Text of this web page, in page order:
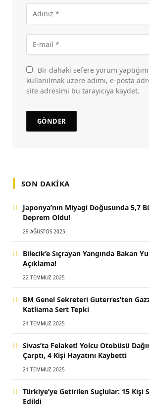
Bir dahaki sefere yorum
kullanılmak üzere adımı, e-posta
site adresimi bu tarayıcıya kaydet.
SON DAKIKA
Japonya’nın Miyagi Doğusunda 5,7
Deprem Oldu!
29 AĞUSTOS 2025
Bilecik’e Sıçrayan Yangında Bakan
Açıklama!
22 TEMMUZ 2025
BM Genel Sekreteri Guterres’ten
Katliama Sert Tepki
21 TEMMUZ 2025
Sivas’ta Felaket! Yolcu Otobüsü
Çarptı, 4 Kişi Hayatını Kaybetti
21 TEMMUZ 2025
Türkiye’ye Getirilen Suçlular: 15 Kişi
Edildi